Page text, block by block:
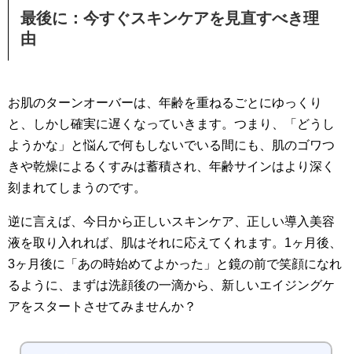
最後に：今すぐスキンケアを見直すべき理
由
お肌のターンオーバーは、年齢を重ねるごとにゆっくり
と、しかし確実に遅くなっていきます。つまり、「どうし
ようかな」と悩んで何もしないでいる間にも、肌のゴワつ
きや乾燥によるくすみは蓄積され、年齢サインはより深く
刻まれてしまうのです。
逆に言えば、今日から正しいスキンケア、正しい導入美容
液を取り入れれば、肌はそれに応えてくれます。1ヶ月後、
3ヶ月後に「あの時始めてよかった」と鏡の前で笑顔になれ
るように、まずは洗顔後の一滴から、新しいエイジングケ
アをスタートさせてみませんか？